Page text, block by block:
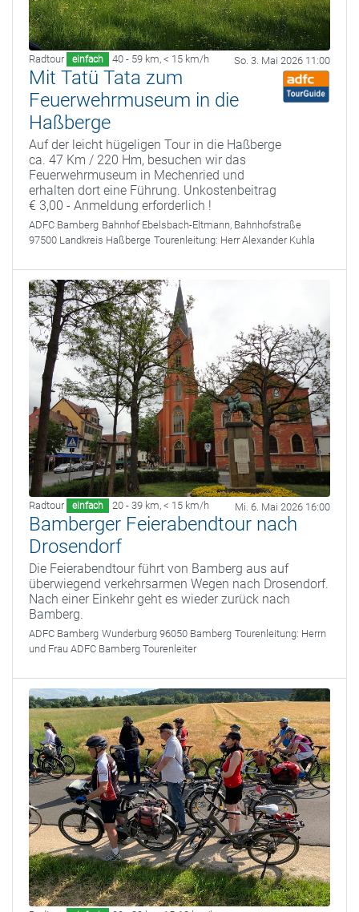
Radtour einfach 40 - 59 km, < 15 km/h So. 3. Mai 2026 11:00
Mit Tatü Tata zum
Feuerwehrmuseum in die
Haßberge
Auf der leicht hügeligen Tour in die Haßberge
ca. 47 Km / 220 Hm, besuchen wir das
Feuerwehrmuseum in Mechenried und
erhalten dort eine Führung. Unkostenbeitrag
€ 3,00 - Anmeldung erforderlich !
ADFC Bamberg Bahnhof Ebelsbach-Eltmann, Bahnhofstraße
97500 Landkreis Haßberge Tourenleitung: Herr Alexander Kuhla
Radtour einfach 20 - 39 km, < 15 km/h Mi. 6. Mai 2026 16:00
Bamberger Feierabendtour nach
Drosendorf
Die Feierabendtour führt von Bamberg aus auf
überwiegend verkehrsarmen Wegen nach Drosendorf.
Nach einer Einkehr geht es wieder zurück nach
Bamberg.
ADFC Bamberg Wunderburg 96050 Bamberg Tourenleitung: Herrn
und Frau ADFC Bamberg Tourenleiter